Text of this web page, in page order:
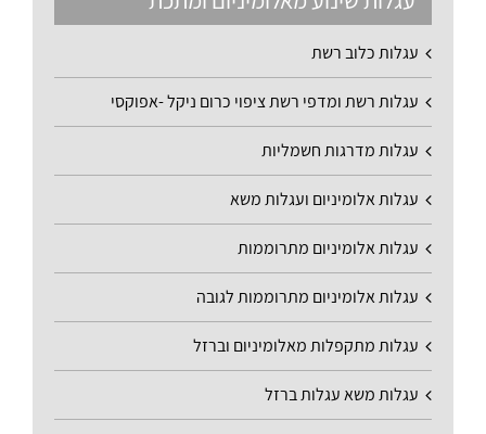
עגלות כלוב רשת
עגלות רשת ומדפי רשת ציפוי כרום ניקל -אפוקסי
עגלות מדרגות חשמליות
עגלות אלומיניום ועגלות משא
עגלות אלומיניום מתרוממות
עגלות אלומיניום מתרוממות לגובה
עגלות מתקפלות מאלומיניום וברזל
עגלות משא עגלות ברזל